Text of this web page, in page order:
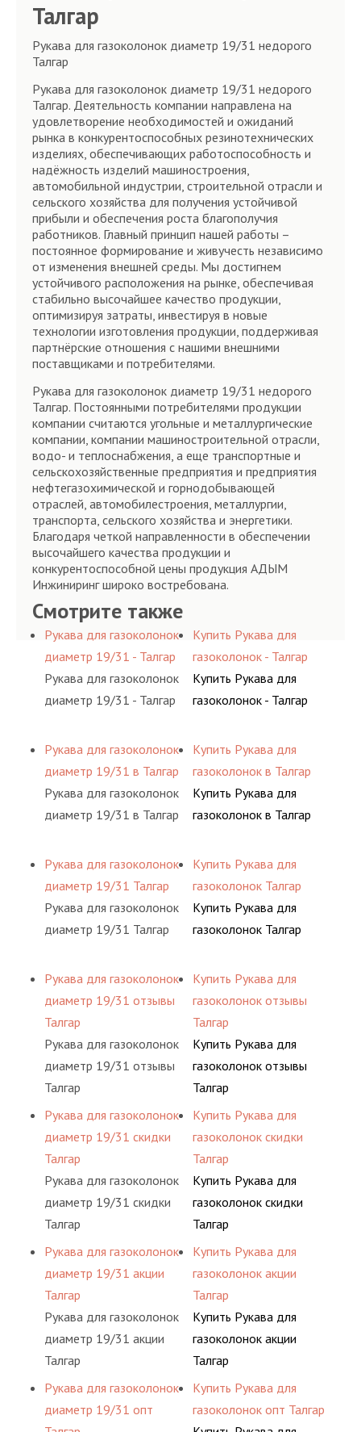
Талгар
Рукава для газоколонок диаметр 19/31 недорого
Талгар
Рукава для газоколонок диаметр 19/31 недорого
Талгар. Деятельность компании направлена на
удовлетворение необходимостей и ожиданий
рынка в конкурентоспособных резинотехнических
изделиях, обеспечивающих работоспособность и
надёжность изделий машиностроения,
автомобильной индустрии, строительной отрасли и
сельского хозяйства для получения устойчивой
прибыли и обеспечения роста благополучия
работников. Главный принцип нашей работы –
постоянное формирование и живучесть независимо
от изменения внешней среды. Мы достигнем
устойчивого расположения на рынке, обеспечивая
стабильно высочайшее качество продукции,
оптимизируя затраты, инвестируя в новые
технологии изготовления продукции, поддерживая
партнёрские отношения с нашими внешними
поставщиками и потребителями.
Рукава для газоколонок диаметр 19/31 недорого
Талгар. Постоянными потребителями продукции
компании считаются угольные и металлургические
компании, компании машиностроительной отрасли,
водо- и теплоснабжения, а еще транспортные и
сельскохозяйственные предприятия и предприятия
нефтегазохимической и горнодобывающей
отраслей, автомобилестроения, металлургии,
транспорта, сельского хозяйства и энергетики.
Благодаря четкой направленности в обеспечении
высочайшего качества продукции и
конкурентоспособной цены продукция АДЫМ
Инжиниринг широко востребована.
Смотрите также
Рукава для газоколонок
диаметр 19/31 - Талгар
Рукава для газоколонок
диаметр 19/31 - Талгар
Рукава для газоколонок
диаметр 19/31 в Талгар
Рукава для газоколонок
диаметр 19/31 в Талгар
Рукава для газоколонок
диаметр 19/31 Талгар
Рукава для газоколонок
диаметр 19/31 Талгар
Рукава для газоколонок
диаметр 19/31 отзывы
Талгар
Рукава для газоколонок
диаметр 19/31 отзывы
Талгар
Рукава для газоколонок
диаметр 19/31 скидки
Талгар
Рукава для газоколонок
диаметр 19/31 скидки
Талгар
Рукава для газоколонок
диаметр 19/31 акции
Талгар
Рукава для газоколонок
диаметр 19/31 акции
Талгар
Рукава для газоколонок
диаметр 19/31 опт
Купить Рукава для
газоколонок - Талгар
Купить Рукава для
газоколонок - Талгар
Купить Рукава для
газоколонок в Талгар
Купить Рукава для
газоколонок в Талгар
Купить Рукава для
газоколонок Талгар
Купить Рукава для
газоколонок Талгар
Купить Рукава для
газоколонок отзывы
Талгар
Купить Рукава для
газоколонок отзывы
Талгар
Купить Рукава для
газоколонок скидки
Талгар
Купить Рукава для
газоколонок скидки
Талгар
Купить Рукава для
газоколонок акции
Талгар
Купить Рукава для
газоколонок акции
Талгар
Купить Рукава для
газоколонок опт Талгар